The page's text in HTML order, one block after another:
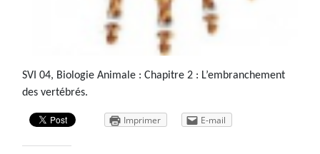
SVI 04, Biologie Animale : Chapitre 2 : L’embranchement
des vertébrés.
Imprimer E-mail